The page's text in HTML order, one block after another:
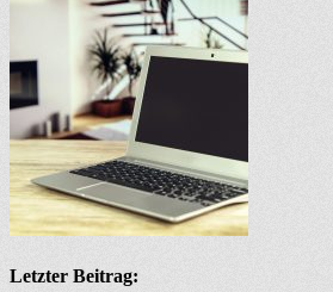
Letzter Beitrag: